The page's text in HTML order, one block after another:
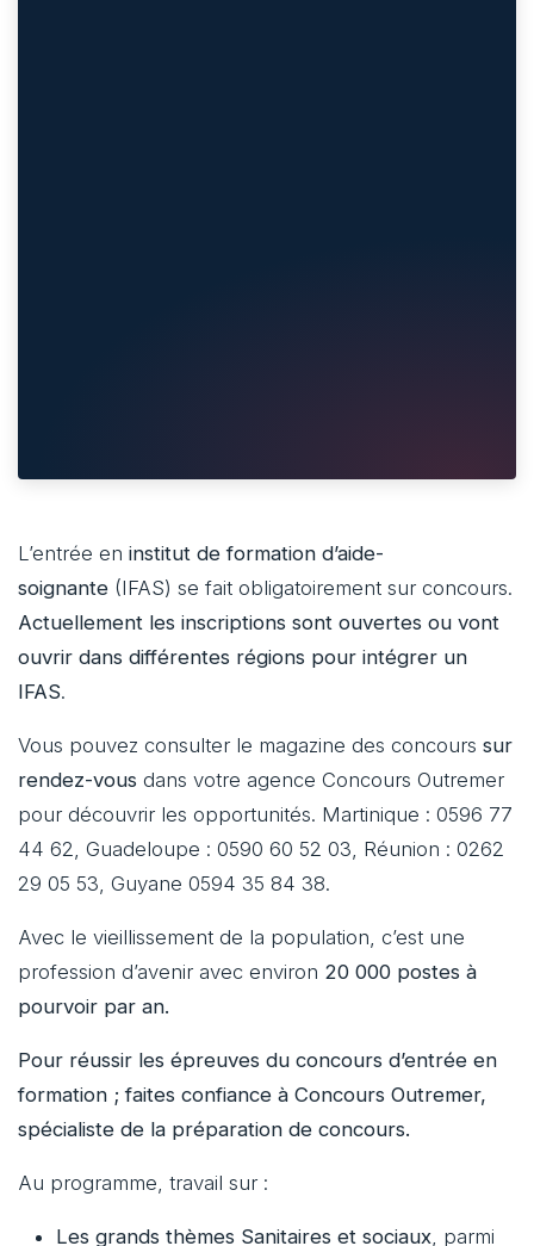
L’entrée en institut de formation d’aide-
soignante (IFAS) se fait obligatoirement sur concours.
Actuellement les inscriptions sont ouvertes ou vont
ouvrir dans différentes régions pour intégrer un
IFAS.
Vous pouvez consulter le magazine des concours sur
rendez-vous dans votre agence Concours Outremer
pour découvrir les opportunités. Martinique : 0596 77
44 62, Guadeloupe : 0590 60 52 03, Réunion : 0262
29 05 53, Guyane 0594 35 84 38.
Avec le vieillissement de la population, c’est une
profession d’avenir avec environ 20 000 postes à
pourvoir par an.
Pour réussir les épreuves du concours d’entrée en
formation ; faites confiance à Concours Outremer,
spécialiste de la préparation de concours.
Au programme, travail sur :
Les grands thèmes Sanitaires et sociaux , parmi